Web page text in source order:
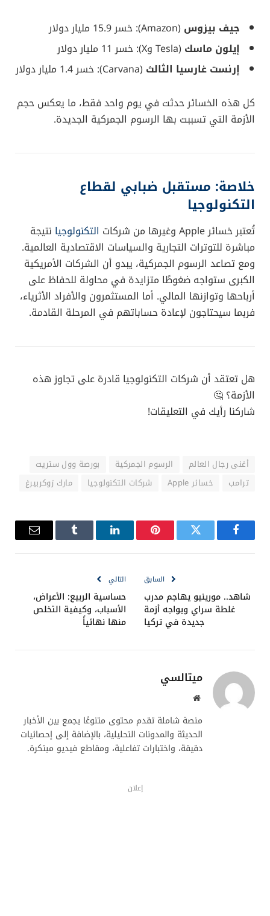
جيف بيزوس (Amazon): خسر 15.9 مليار دولار
إيلون ماسك (Tesla وX): خسر 11 مليار دولار
إرنست غارسيا الثالث (Carvana): خسر 1.4 مليار دولار
كل هذه الخسائر حدثت في يوم واحد فقط، ما يعكس حجم
الأزمة التي تسببت بها الرسوم الجمركية الجديدة.
خلاصة: مستقبل ضبابي لقطاع
التكنولوجيا
تُعتبر خسائر Apple وغيرها من شركات التكنولوجيا نتيجة
مباشرة للتوترات التجارية والسياسات الاقتصادية العالمية.
ومع تصاعد الرسوم الجمركية، يبدو أن الشركات الأمريكية
الكبرى ستواجه ضغوطًا متزايدة في محاولة للحفاظ على
أرباحها وتوازنها المالي. أما المستثمرون والأفراد الأثرياء،
فربما سيحتاجون لإعادة حساباتهم في المرحلة القادمة.
هل تعتقد أن شركات التكنولوجيا قادرة على تجاوز هذه
الأزمة؟ 🤔
شاركنا رأيك في التعليقات!
أغنى رجال العالم الرسوم الجمركية
بورصة وول ستريت
ترامب
خسائر Apple شركات التكنولوجيا مارك زوكربيرغ
فيسبوك تويتر بينتيريستلينكدإن Tumblr
البريد
السابق
شاهد.. مورينيو يهاجم مدرب
غلطة سراي ويواجه أزمة
جديدة في تركيا
التالي
حساسية الربيع: الأعراض،
الأسباب، وكيفية التخلص
منها نهائياً
ميتالسي
موقع
منصة شاملة تقدم محتوى متنوعًا يجمع بين الأخبار
الحديثة والمدونات التحليلية، بالإضافة إلى إحصائيات
دقيقة، واختبارات تفاعلية، ومقاطع فيديو مبتكرة.
إعلان